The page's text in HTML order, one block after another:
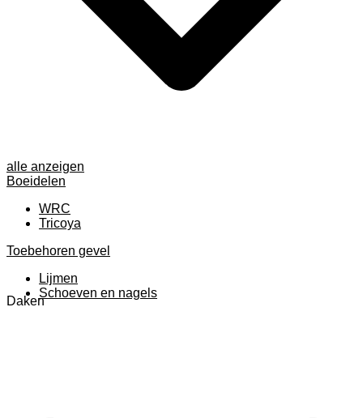
alle anzeigen
Boeidelen
WRC
Tricoya
Toebehoren gevel
Lijmen
Schoeven en nagels
Daken